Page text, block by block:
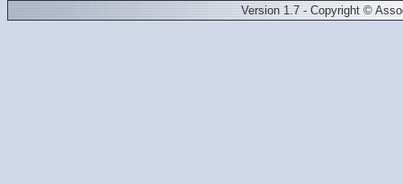
Version 1.7 - Copyright ©